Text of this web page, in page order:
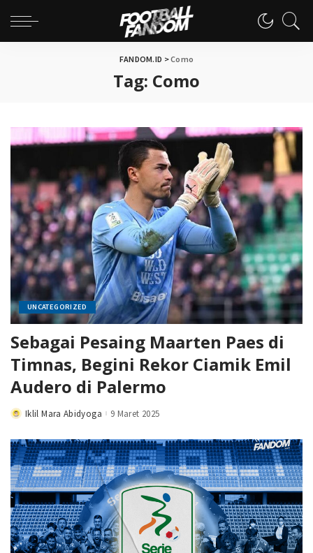
FANDOM.ID >Como
Tag: Como
UNCATEGORIZED
Sebagai Pesaing Maarten Paes di
Timnas, Begini Rekor Ciamik Emil
Audero di Palermo
PostedIklil Mara Abidyoga 9 Maret 2025